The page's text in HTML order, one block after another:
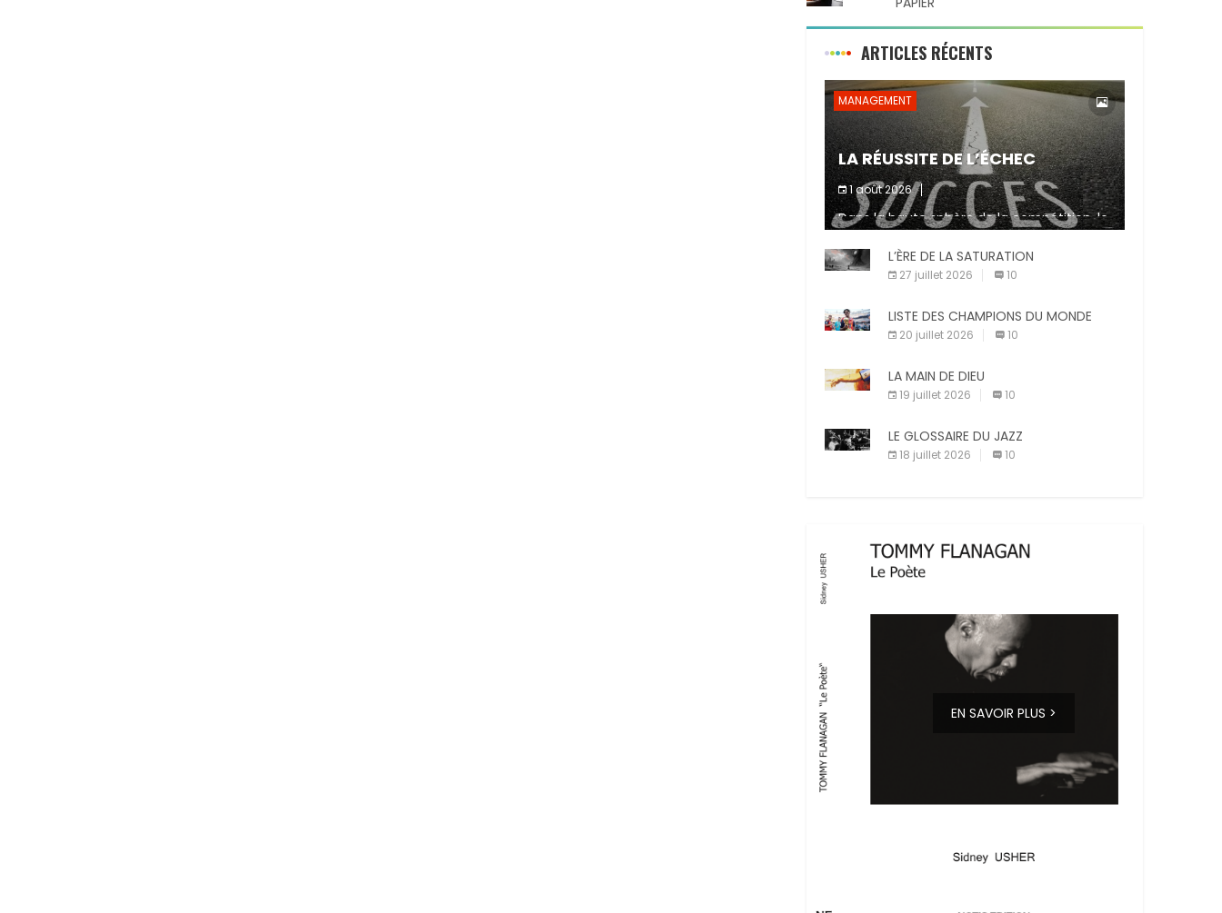
ARTICLES RÉCENTS
MANAGEMENT
LA RÉUSSITE DE L’ÉCHEC
1 août 2026
Dans la haute sphère de la compétition, le
fait de ne pas atteindre un objectif est un
signe d’incompétence et une source de
sanctions diverses (avertissement, […]
L’ÈRE DE LA SATURATION
27 juillet 2026 10
LISTE DES CHAMPIONS DU MONDE
20 juillet 2026 10
LA MAIN DE DIEU
19 juillet 2026 10
LE GLOSSAIRE DU JAZZ
18 juillet 2026 10
EN SAVOIR PLUS >